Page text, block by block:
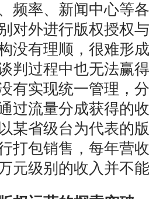
频率、新闻中心等
对外进行版权授权
没有理顺，很难形
判过程中也无法赢
有实现统一管理，
过流量分成获得的
某省级台为代表的
打包销售，每年营
元级别的收入并不